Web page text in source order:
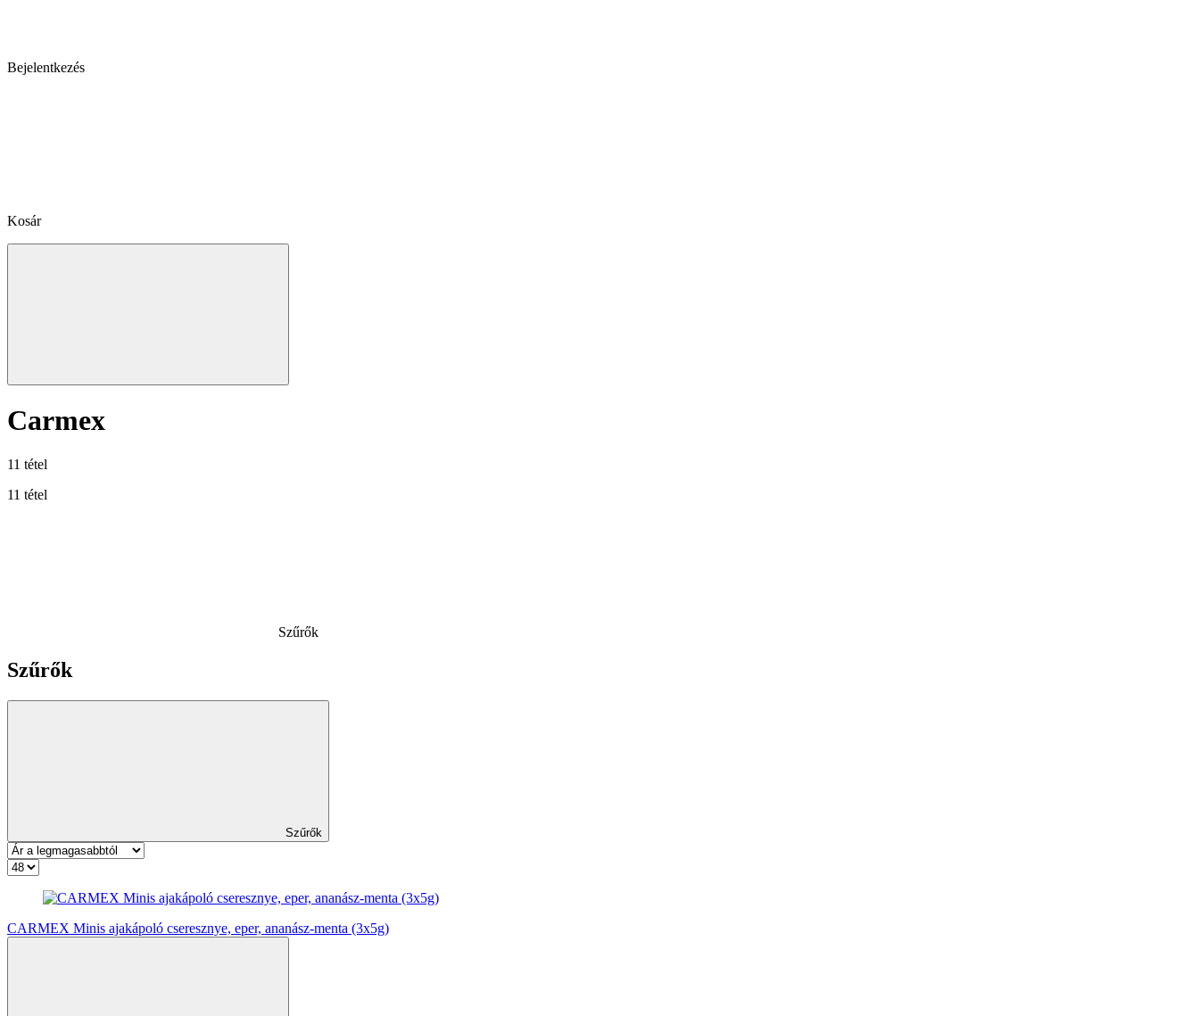
Bejelentkezés
Kosár
Carmex
11 tétel
11 tétel
Szűrők
Szűrők
Szűrők
CARMEX Minis ajakápoló cseresznye, eper, ananász-menta (3x5g)